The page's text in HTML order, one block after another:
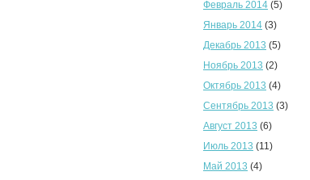
Февраль 2014 (5)
Январь 2014 (3)
Декабрь 2013 (5)
Ноябрь 2013 (2)
Октябрь 2013 (4)
Сентябрь 2013 (3)
Август 2013 (6)
Июль 2013 (11)
Май 2013 (4)